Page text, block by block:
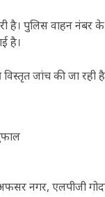
है। पुलिस वाहन नंबर
है।
विस्तृत जांच की जा
अफसर नगर, एलपीजी